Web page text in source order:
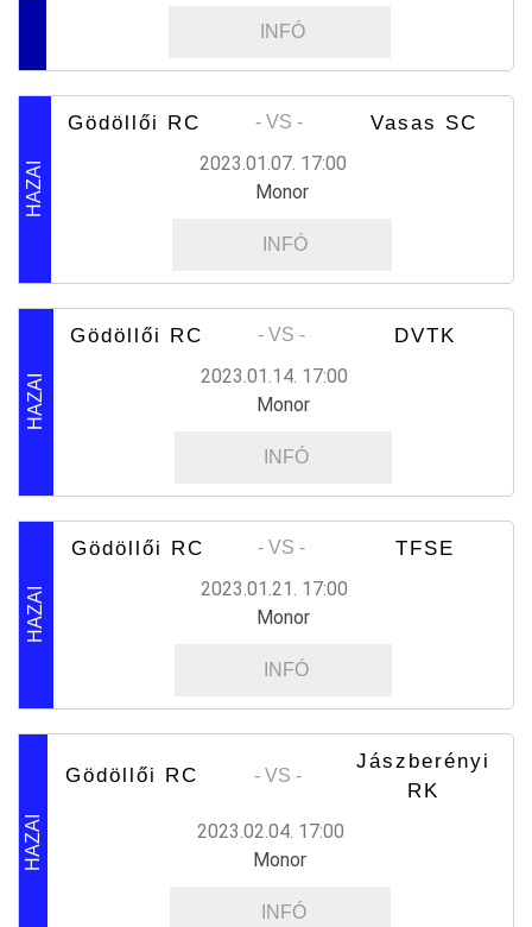
INFÓ
HAZAI
Gödöllői RC - VS -
Vasas SC
2023.01.07. 17:00
Monor
INFÓ
HAZAI
Gödöllői RC - VS -
DVTK
2023.01.14. 17:00
Monor
INFÓ
HAZAI
Gödöllői RC - VS -
TFSE
2023.01.21. 17:00
Monor
INFÓ
HAZAI
Gödöllői RC - VS -
Jászberényi
RK
2023.02.04. 17:00
Monor
INFÓ